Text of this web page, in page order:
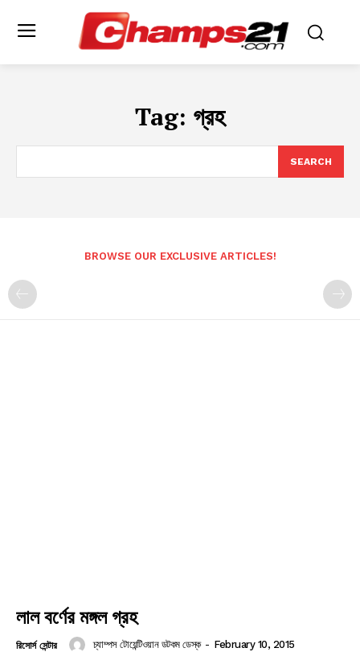
Tag: গ্রহ
SEARCH
BROWSE OUR EXCLUSIVE ARTICLES!
লাল বর্ণের মঙ্গল গ্রহ
রিসোর্স সেন্টার চ্যাম্পস টোয়েন্টিওয়ান ডটকম ডেস্ক - February 10, 2015